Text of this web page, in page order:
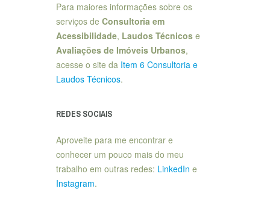
Para maiores informações sobre os
serviços de Consultoria em
Acessibilidade, Laudos Técnicose
Avaliações de Imóveis Urbanos,
acesse o site da Item 6 Consultoria e
Laudos Técnicos.
REDES SOCIAIS
Aproveite para me encontrar e
conhecer um pouco mais do meu
trabalho em outras redes: LinkedIn e
Instagram.